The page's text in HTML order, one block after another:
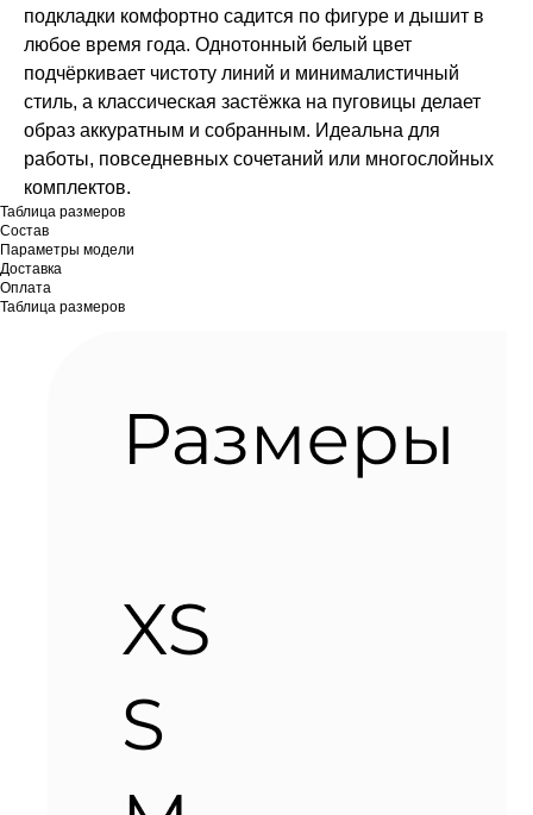
подкладки комфортно садится по фигуре и дышит в
любое время года. Однотонный белый цвет
подчёркивает чистоту линий и минималистичный
стиль, а классическая застёжка на пуговицы делает
образ аккуратным и собранным. Идеальна для
работы, повседневных сочетаний или многослойных
комплектов.
Таблица размеров
Состав
Параметры модели
Доставка
Оплата
Таблица размеров